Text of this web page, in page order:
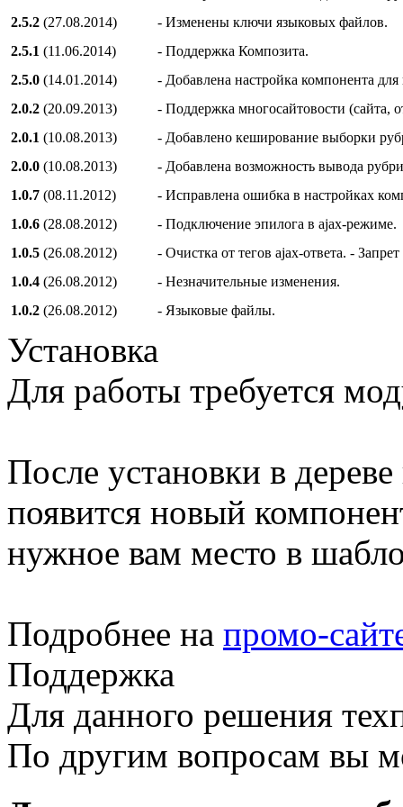
2.5.2 (27.08.2014)
- Изменены ключи языковых файлов.
2.5.1 (11.06.2014)
- Поддержка Композита.
2.5.0 (14.01.2014)
- Добавлена настройка компонента
2.0.2 (20.09.2013)
- Поддержка многосайтовости (сайта,
2.0.1 (10.08.2013)
- Добавлено кеширование выборки
2.0.0 (10.08.2013)
- Добавлена возможность вывода
1.0.7 (08.11.2012)
- Исправлена ошибка в настройках
1.0.6 (28.08.2012)
- Подключение эпилога в ajax-режиме.
1.0.5 (26.08.2012)
- Очистка от тегов ajax-ответа. -
1.0.4 (26.08.2012)
- Незначительные изменения.
1.0.2 (26.08.2012) - Языковые файлы.
Установка
Для работы требуется
После установки в
появится новый
нужное вам место в
Подробнее на промо-
Поддержка
Для данного решения
По другим вопросам вы